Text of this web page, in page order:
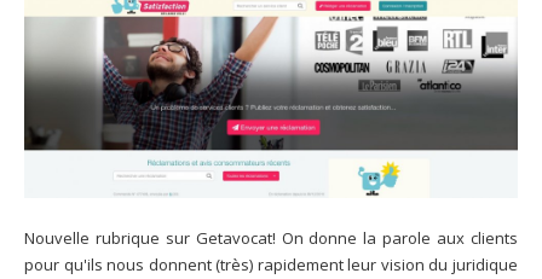
Nouvelle rubrique sur Getavocat! On donne la parole aux clients
pour qu'ils nous donnent (très) rapidement leur vision du juridique